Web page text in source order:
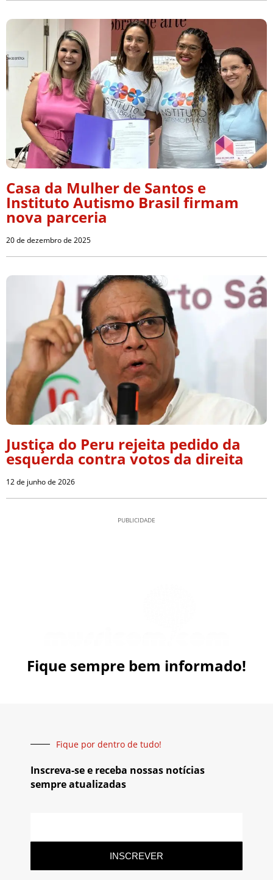
Casa da Mulher de Santos e
Instituto Autismo Brasil firmam
nova parceria
20 de dezembro de 2025
Justiça do Peru rejeita pedido da
esquerda contra votos da direita
12 de junho de 2026
PUBLICIDADE
Fique sempre bem informado!
Fique por dentro de tudo!
Inscreva-se e receba nossas notícias
sempre atualizadas
INSCREVER